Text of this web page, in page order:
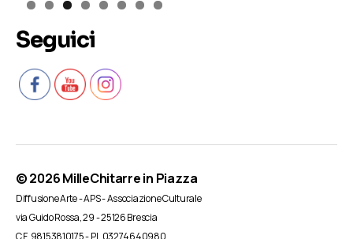
Seguici
© 2026MilleChitarre in Piazza
Diffusione Arte - APS - Associazione Culturale
via Guido Rossa, 29 - 25126 Brescia